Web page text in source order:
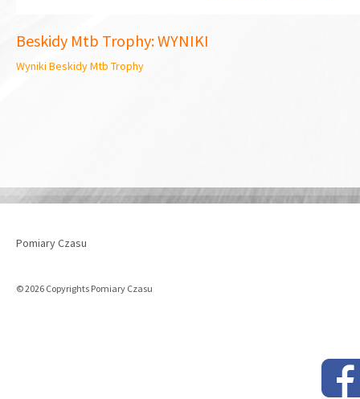
Beskidy Mtb Trophy: WYNIKI
Wyniki Beskidy Mtb Trophy
Pomiary Czasu
© 2026 Copyrights Pomiary Czasu